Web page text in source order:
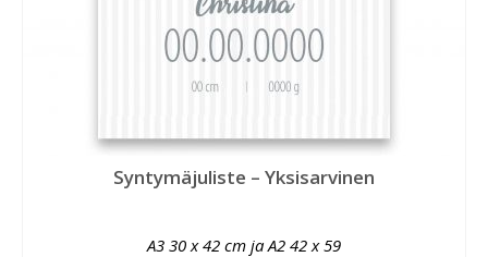
Syntymäjuliste – Yksisarvinen
A3 30 x 42 cm ja A2 42 x 59